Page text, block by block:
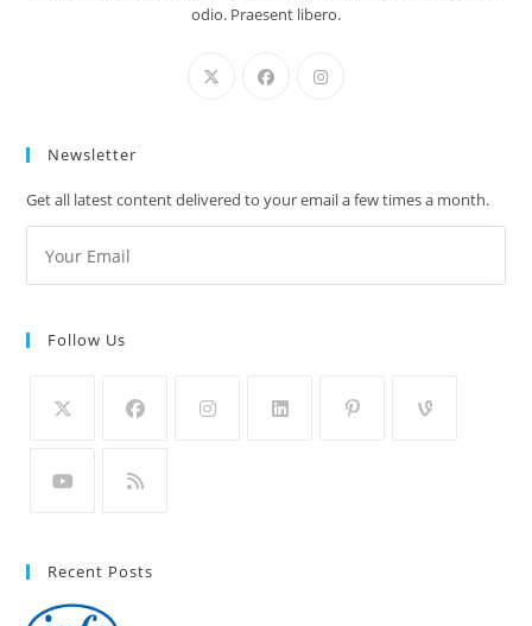
odio. Praesent libero.
Newsletter
Get all latest content delivered to your email a few times a month.
Follow Us
Recent Posts